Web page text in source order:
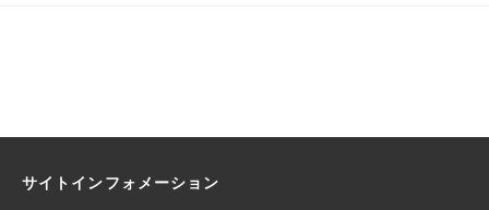
サイトインフォメーション